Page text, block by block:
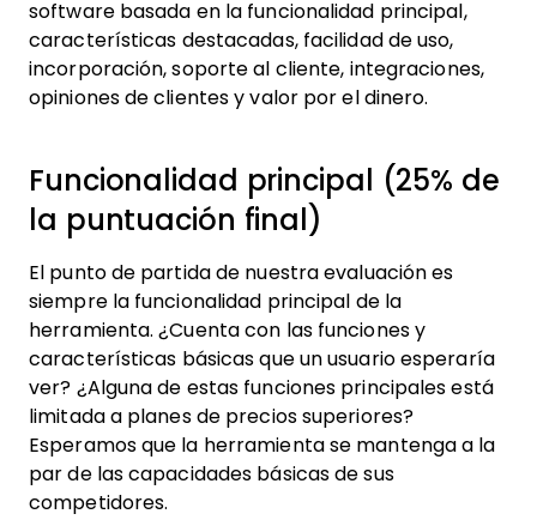
software basada en la funcionalidad principal,
características destacadas, facilidad de uso,
incorporación, soporte al cliente, integraciones,
opiniones de clientes y valor por el dinero.
Funcionalidad principal (25% de
la puntuación final)
El punto de partida de nuestra evaluación es
siempre la funcionalidad principal de la
herramienta. ¿Cuenta con las funciones y
características básicas que un usuario esperaría
ver? ¿Alguna de estas funciones principales está
limitada a planes de precios superiores?
Esperamos que la herramienta se mantenga a la
par de las capacidades básicas de sus
competidores.